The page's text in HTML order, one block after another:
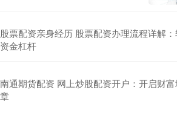
股票配资亲身经历 股票配资办理流程详解
资金杠杆
南通期货配资 网上炒股配资开户：开启财
章